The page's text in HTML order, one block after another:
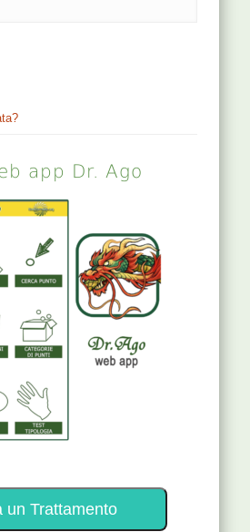
app Dr. Ago
un Trattamento